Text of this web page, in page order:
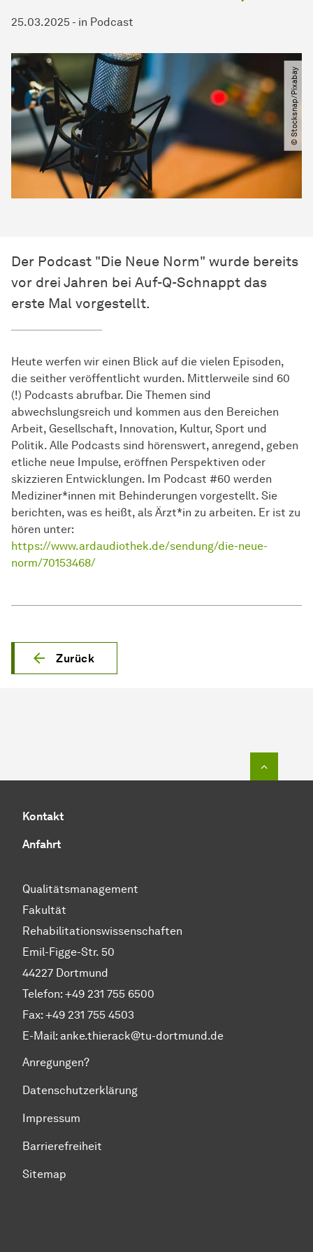
25.03.2025 - in Podcast
© Stocksnap​/​Pixabay
Der Podcast "Die Neue Norm" wurde bereits
vor drei Jahren bei Auf-Q-Schnappt das
erste Mal vorgestellt.
Heute werfen wir einen Blick auf die vielen Episoden,
die seither veröffentlicht wurden. Mittlerweile sind 60
(!) Podcasts abrufbar. Die Themen sind
abwechslungsreich und kommen aus den Bereichen
Arbeit, Gesellschaft, Innovation, Kultur, Sport und
Politik. Alle Podcasts sind hörenswert, anregend, geben
etliche neue Impulse, eröffnen Perspektiven oder
skizzieren Entwicklungen. Im Podcast #60 werden
Mediziner*innen mit Behinderungen vorgestellt. Sie
berichten, was es heißt, als Ärzt*in zu arbeiten. Er ist zu
hören unter:
https://www.ardaudiothek.de/sendung/die-neue-
norm/70153468/
Zurück
Kontakt
Anfahrt
Qualitätsmanagement
Fakultät
Rehabilitationswissenschaften
Emil-Figge-Str. 50
44227 Dortmund
Telefon: +49 231 755 6500
Fax: +49 231 755 4503
E-Mail: anke.thierack@tu-dortmund.de
Anregungen?
Datenschutzerklärung
Impressum
Barrierefreiheit
Sitemap